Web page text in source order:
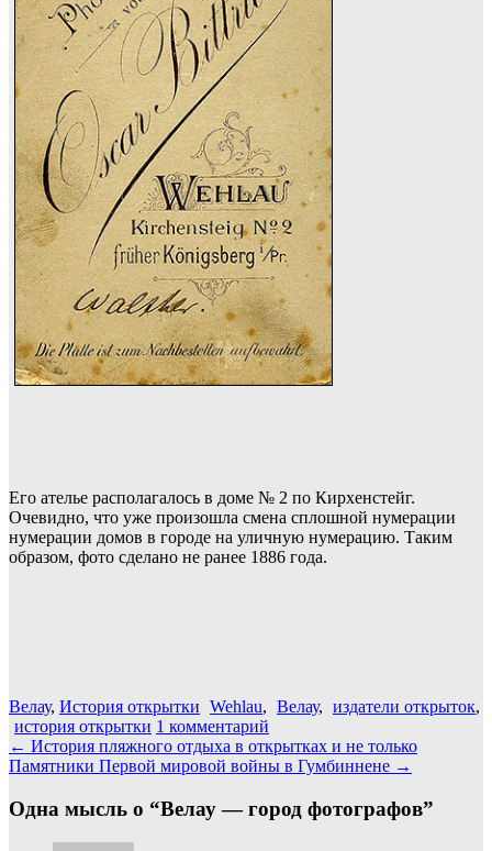
Его ателье располагалось в доме № 2 по Кирхенстейг.
Очевидно, что уже произошла смена сплошной нумерации
нумерации домов в городе на уличную нумерацию. Таким
образом, фото сделано не ранее 1886 года.
Велау, История открытки Wehlau, Велау, издатели открыток,
история открытки 1 комментарий
Навигация
по
← История пляжного отдыха в открытках и не только
Памятники Первой мировой войны в Гумбиннене →
Одна мысль о “Велау — город фотографов”